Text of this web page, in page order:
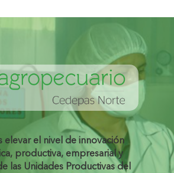
elevar el nivel de innovación
productiva, empresarial y
las Unidades Productivas del